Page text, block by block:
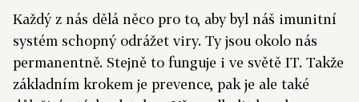
Každý z nás dělá něco pro to, aby byl náš imunitní
systém schopný odrážet viry. Ty jsou okolo nás
permanentně. Stejně to funguje i ve světě IT. Takže
základním krokem je prevence, pak je ale také